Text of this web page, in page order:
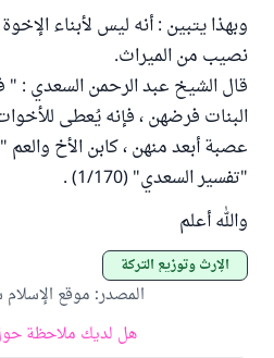
وبهذا يتبين : أنه ليس لأبناء
نصيب من الميراث.
قال الشيخ عبد الرحمن السعدي :
البنات فرضهن ، فإنه يُعطى
عصبة أبعد منهن ، كابن الأخ
"تفسير السعدي" (1/170) .
والله أعلم
الإرث وتوزيع التركة
المصدر: موقع
هل لديك ملاحظة